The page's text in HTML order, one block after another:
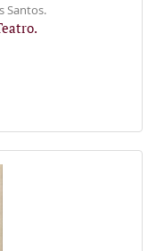
Santos.